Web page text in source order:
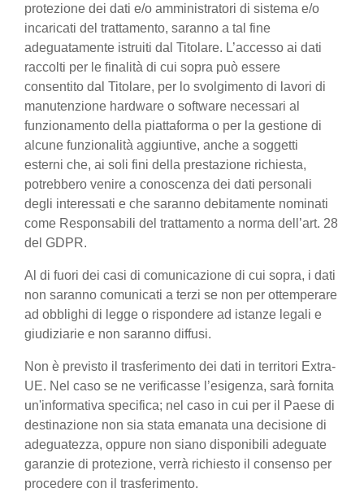
protezione dei dati e/o amministratori di sistema e/o
incaricati del trattamento, saranno a tal fine
adeguatamente istruiti dal Titolare. L’accesso ai dati
raccolti per le finalità di cui sopra può essere
consentito dal Titolare, per lo svolgimento di lavori di
manutenzione hardware o software necessari al
funzionamento della piattaforma o per la gestione di
alcune funzionalità aggiuntive, anche a soggetti
esterni che, ai soli fini della prestazione richiesta,
potrebbero venire a conoscenza dei dati personali
degli interessati e che saranno debitamente nominati
come Responsabili del trattamento a norma dell’art. 28
del GDPR.
Al di fuori dei casi di comunicazione di cui sopra, i dati
non saranno comunicati a terzi se non per ottemperare
ad obblighi di legge o rispondere ad istanze legali e
giudiziarie e non saranno diffusi.
Non è previsto il trasferimento dei dati in territori Extra-
UE. Nel caso se ne verificasse l’esigenza, sarà fornita
un'informativa specifica; nel caso in cui per il Paese di
destinazione non sia stata emanata una decisione di
adeguatezza, oppure non siano disponibili adeguate
garanzie di protezione, verrà richiesto il consenso per
procedere con il trasferimento.